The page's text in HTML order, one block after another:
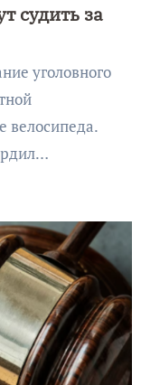
судить за
велосипеда.